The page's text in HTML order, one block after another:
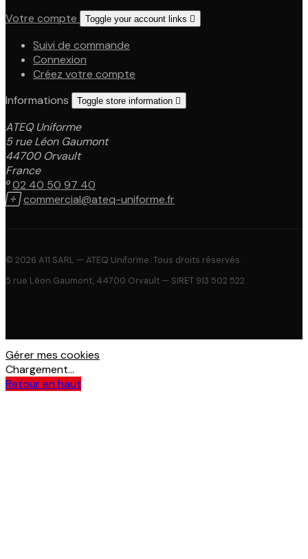
Votre compte
Toggle your account links 
Suivi de commande
Connexion
Créez votre compte
Informations
Toggle store information 
ATEQ Uniforme
5 rue Léon Gaumont
44700 Orvault
France
02 40 50 97 40
commercial@ateq-uniforme.fr
© 2026 A11 SARL — ATEQ Uniforme. Tous droits réservés.
5 rue Léon Gaumont, 44700 Orvault — SIRET 913 502 522
Gérer mes cookies
Chargement...
Retour en haut